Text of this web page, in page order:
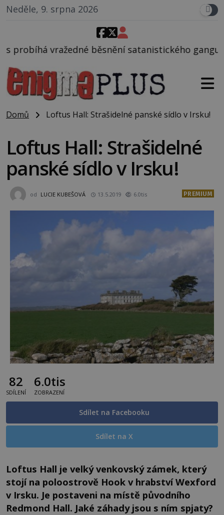
Neděle, 9. srpna 2026
satanistického gangu vedeného Charlesem
Domů Loftus Hall: Strašidelné panské sídlo v Irsku!
Loftus Hall: Strašidelné
panské sídlo v Irsku!
od LUCIE KUBEŠOVÁ 13.5.2019 6.0tis PREMIUM
82
SDÍLENÍ
6.0tis
ZOBRAZENÍ
Sdílet na Facebooku
Sdílet na X
Loftus Hall je velký venkovský zámek, který
stojí na poloostrově Hook v hrabství Wexford
v Irsku. Je postaveni na místě původního
Redmond Hall. Jaké záhady jsou s ním spjaty?